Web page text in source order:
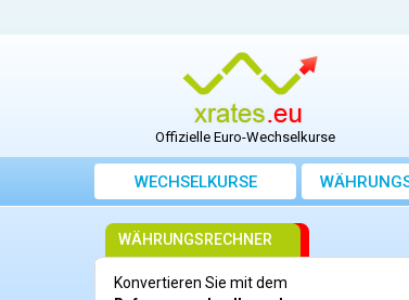
Offizielle Euro-Wechselkurse
WECHSELKURSE
WÄHRUNGSRECHNER
Konvertieren Sie mit dem